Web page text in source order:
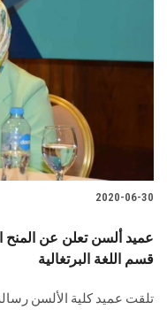
2020-06-30
عميد ألسن تعلن عن المنح
قسم اللغة البرتغالية
تلقت عميد كلية الألسن